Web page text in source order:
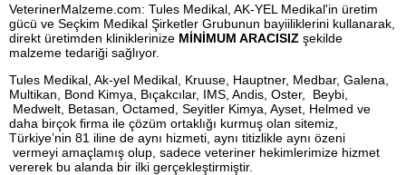
VeterinerMalzeme.com: Tules Medikal, AK-YEL Medikal'in üretim
gücü ve Seçkim Medikal Şirketler Grubunun bayiiliklerini kullanarak,
direkt üretimden kliniklerinize MİNİMUM ARACISIZ şekilde
malzeme tedariği sağlıyor.
Tules Medikal, Ak-yel Medikal, Kruuse, Hauptner, Medbar, Galena,
Multikan, Bond Kimya, Bıçakcılar, IMS, Andis, Oster, Beybi,
Medwelt, Betasan, Octamed, Seyitler Kimya, Ayset, Helmed ve
daha birçok firma ile çözüm ortaklığı kurmuş olan sitemiz,
Türkiye’nin 81 iline de aynı hizmeti, aynı titizlikle aynı özeni
vermeyi amaçlamış olup, sadece veteriner hekimlerimize hizmet
vererek bu alanda bir ilki gerçekleştirmiştir.